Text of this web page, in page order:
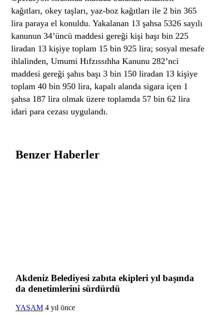
kağıtları, okey taşları, yaz-boz kağıtları ile 2 bin 365
lira paraya el konuldu. Yakalanan 13 şahsa 5326 sayılı
kanunun 34’üncü maddesi gereği kişi başı bin 225
liradan 13 kişiye toplam 15 bin 925 lira; sosyal mesafe
ihlalinden, Umumi Hıfzıssıhha Kanunu 282’nci
maddesi gereği şahıs başı 3 bin 150 liradan 13 kişiye
toplam 40 bin 950 lira, kapalı alanda sigara içen 1
şahsa 187 lira olmak üzere toplamda 57 bin 62 lira
idari para cezası uygulandı.
Benzer Haberler
Akdeniz Belediyesi zabıta ekipleri yıl başında
da denetimlerini sürdürdü
YAŞAM 4 yıl önce